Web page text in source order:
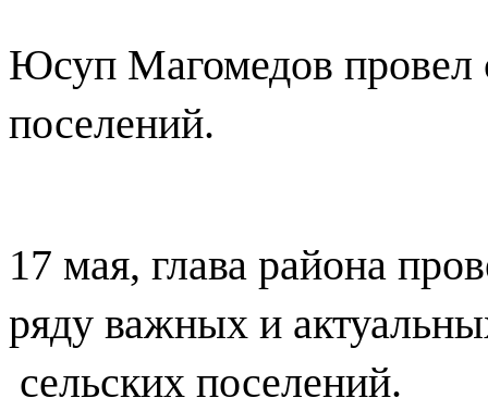
Юсуп Магомедов провел
поселений.
17 мая, глава района
ряду важных и
сельских поселений.